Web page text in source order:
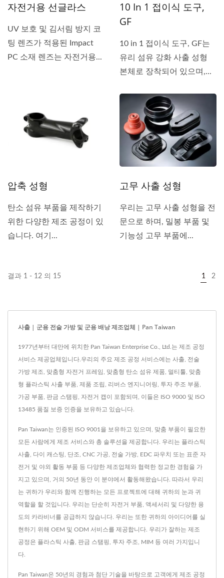
자전거용 선글라스
UV 보호 및 김서림 방지 코
팅 렌즈가 적용된 Impact
PC 소재 렌즈는 자전거용...
10 In 1 접이식 도구,
GF
10 in 1 접이식 도구, GF는
유리 섬유 강화 사출 성형
본체로 장착되어 있으며,...
압축 성형
탄소 섬유 부품을 제작하기
위한 다양한 제조 공정이 있
습니다. 여기...
고무 사출 성형
우리는 고무 사출 성형을 전
문으로 하며, 밀봉 부품 및
기능성 고무 부품에...
결과 1 - 12 의 15 1 2
사출 | 군용 전술 가방 및 군용 배낭 제조업체 | Pan Taiwan
1977년부터 대만에 위치한 Pan Taiwan Enterprise Co., Ltd.는 제조 공정
서비스 제공업체입니다.우리의 주요 제조 공정 서비스에는 사출, 전술
가방 제조, 맞춤형 자전거 프레임, 맞춤형 탄소 섬유 제품, 멀티툴, 맞춤
형 플라스틱 사출 부품, 제품 조립, 리버스 엔지니어링, 투자 주조 부품,
가공 부품, 판금 스탬핑, 자전거 캡이 포함되며, 이들은 ISO 9000 및 ISO
13485 품질 보증 인증을 보유하고 있습니다.
Pan Taiwan는 인증된 ISO 9001을 보유하고 있으며, 맞춤 부품이 필요한
모든 사람에게 제조 서비스와 총 솔루션을 제공합니다. 우리는 플라스틱
사출, 다이 캐스팅, 단조, CNC 가공, 전술 가방, EDC 파우치 또는 표준 자
전거 및 야외 활동 부품 등 다양한 제조업체와 협력한 정교한 경험을 가
지고 있으며, 거의 50년 동안 이 분야에서 활동해왔습니다. 따라서 우리
는 귀하가 우리와 함께 진행하는 모든 프로젝트에 대해 귀하의 눈과 귀
역할을 할 것입니다. 우리는 단순히 자전거 부품, 액세서리 및 다양한 용
도의 카라비너를 공급하지 않습니다. 우리는 또한 귀하의 아이디어를 실
현하기 위해 OEM 및 ODM 서비스를 제공합니다. 우리가 잘하는 제조
공정은 플라스틱 사출, 판금 스탬핑, 투자 주조, MIM 등 여러 가지입니
다.
Pan Taiwan은 50년의 경험과 첨단 기술을 바탕으로 고객에게 제조 공정